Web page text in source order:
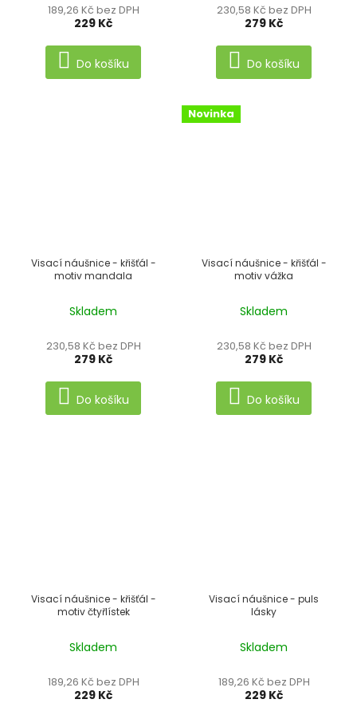
189,26 Kč bez DPH
229 Kč
Do košíku
230,58 Kč bez DPH
279 Kč
Do košíku
Visací náušnice - křišťál -
motiv mandala
Skladem
230,58 Kč bez DPH
279 Kč
Do košíku
Novinka
Visací náušnice - křišťál -
motiv vážka
Skladem
230,58 Kč bez DPH
279 Kč
Do košíku
Visací náušnice - křišťál -
motiv čtyřlístek
Skladem
189,26 Kč bez DPH
229 Kč
Visací náušnice - puls
lásky
Skladem
189,26 Kč bez DPH
229 Kč